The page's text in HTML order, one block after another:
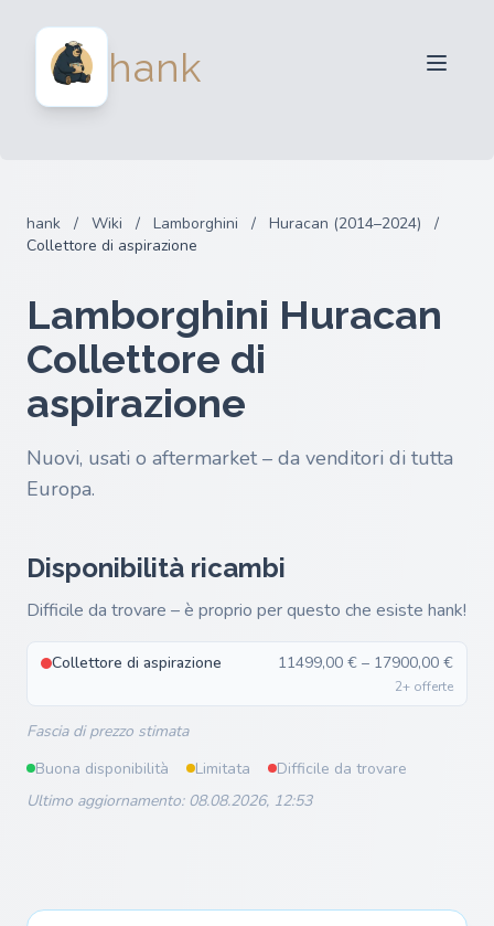
hankPer acquirenti
hank / Wiki / Lamborghini / Huracan (2014–2024)
/
Collettore di aspirazione
Lamborghini Huracan
Collettore di
aspirazione
Nuovi, usati o aftermarket – da venditori di tutta
Europa.
Disponibilità ricambi
Difficile da trovare – è proprio per questo che esiste hank!
Collettore di aspirazione 11499,00 € – 17900,00 €
2+ offerte
Fascia di prezzo stimata
Buona disponibilità
Limitata
Difficile da trovare
Ultimo aggiornamento: 08.08.2026, 12:53